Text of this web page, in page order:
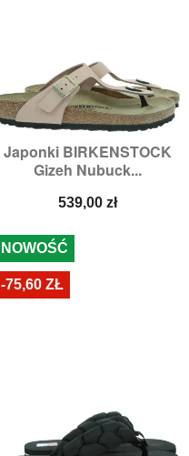
Japonki BIRKENSTOCK
Gizeh Nubuck...
Cena
539,00 zł
NOWOŚĆ
-75,60 ZŁ